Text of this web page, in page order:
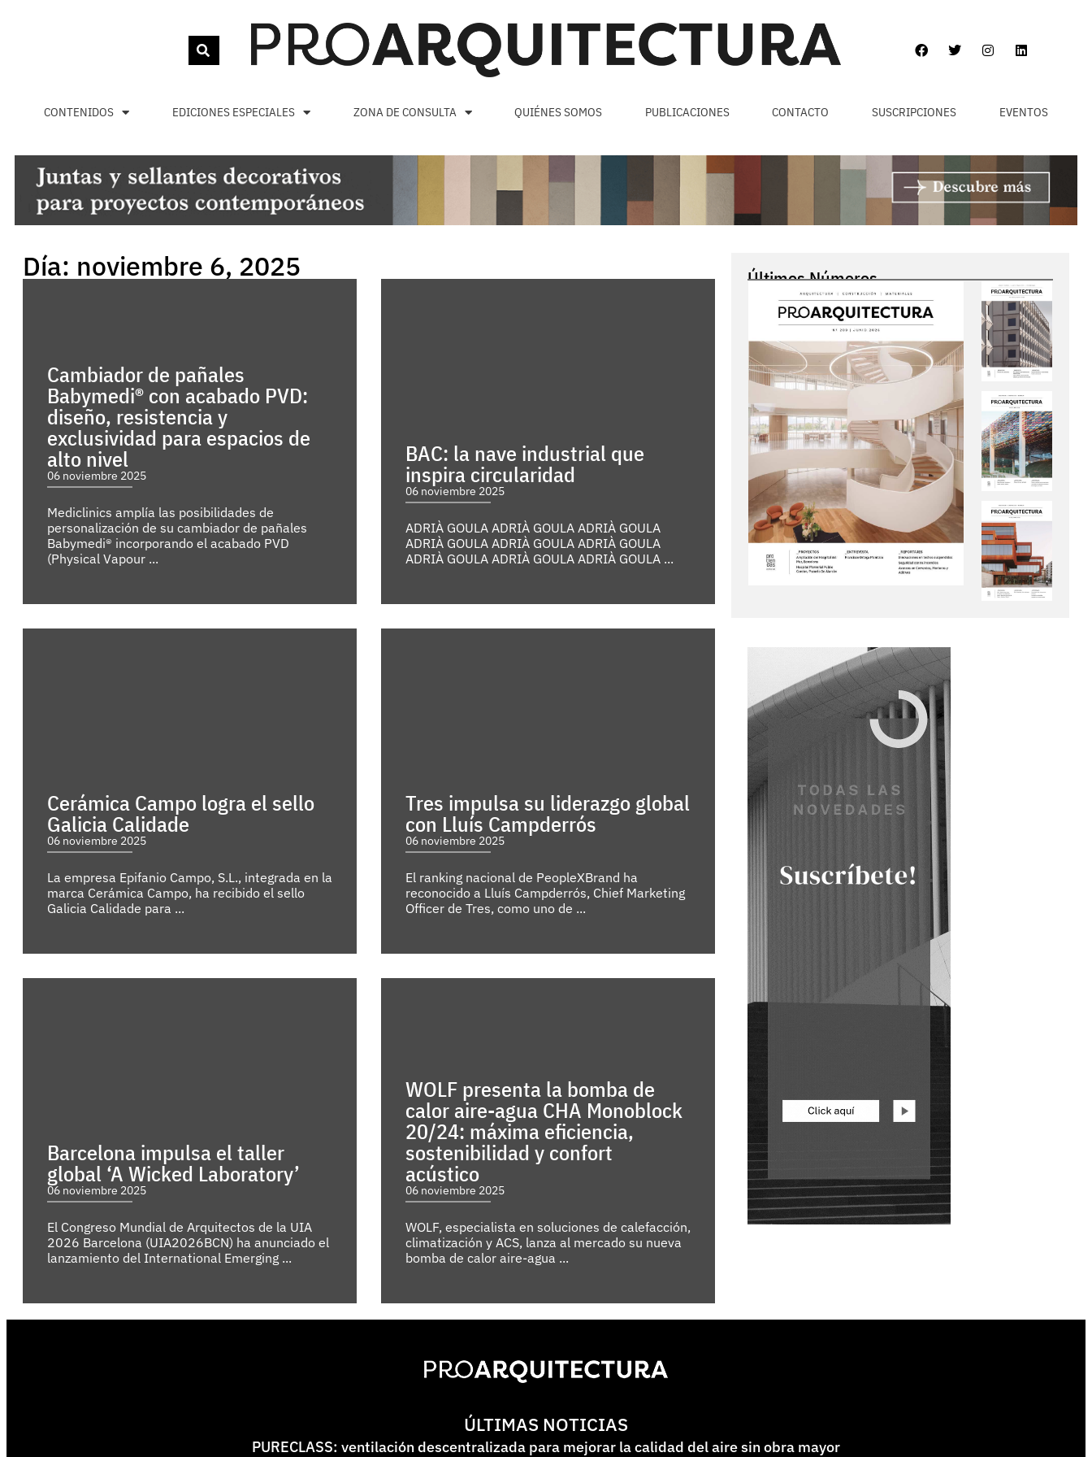
CONTENIDOS EDICIONES ESPECIALES ZONA DE CONSULTA QUIÉNES SOMOS PUBLICACIONES CONTACTO SUSCRIPCIONES EVENTOS
Día: noviembre 6, 2025
Cambiador de pañales
Babymedi® con acabado PVD:
diseño, resistencia y
exclusividad para espacios de
alto nivel
06 noviembre 2025
Mediclinics amplía las posibilidades de
personalización de su cambiador de pañales
Babymedi® incorporando el acabado PVD
(Physical Vapour ...
BAC: la nave industrial que
inspira circularidad
06 noviembre 2025
ADRIÀ GOULA ADRIÀ GOULA ADRIÀ GOULA
ADRIÀ GOULA ADRIÀ GOULA ADRIÀ GOULA
ADRIÀ GOULA ADRIÀ GOULA ADRIÀ GOULA ...
Cerámica Campo logra el sello
Galicia Calidade
06 noviembre 2025
La empresa Epifanio Campo, S.L., integrada en la
marca Cerámica Campo, ha recibido el sello
Galicia Calidade para ...
Tres impulsa su liderazgo global
con Lluís Campderrós
06 noviembre 2025
El ranking nacional de PeopleXBrand ha
reconocido a Lluís Campderrós, Chief Marketing
Officer de Tres, como uno de ...
Barcelona impulsa el taller
global ‘A Wicked Laboratory’
06 noviembre 2025
El Congreso Mundial de Arquitectos de la UIA
2026 Barcelona (UIA2026BCN) ha anunciado el
lanzamiento del International Emerging ...
WOLF presenta la bomba de
calor aire-agua CHA Monoblock
20/24: máxima eficiencia,
sostenibilidad y confort
acústico
06 noviembre 2025
WOLF, especialista en soluciones de calefacción,
climatización y ACS, lanza al mercado su nueva
bomba de calor aire-agua ...
Últimos Números
ÚLTIMAS NOTICIAS
PURECLASS: ventilación descentralizada para mejorar la calidad del aire sin obra mayor